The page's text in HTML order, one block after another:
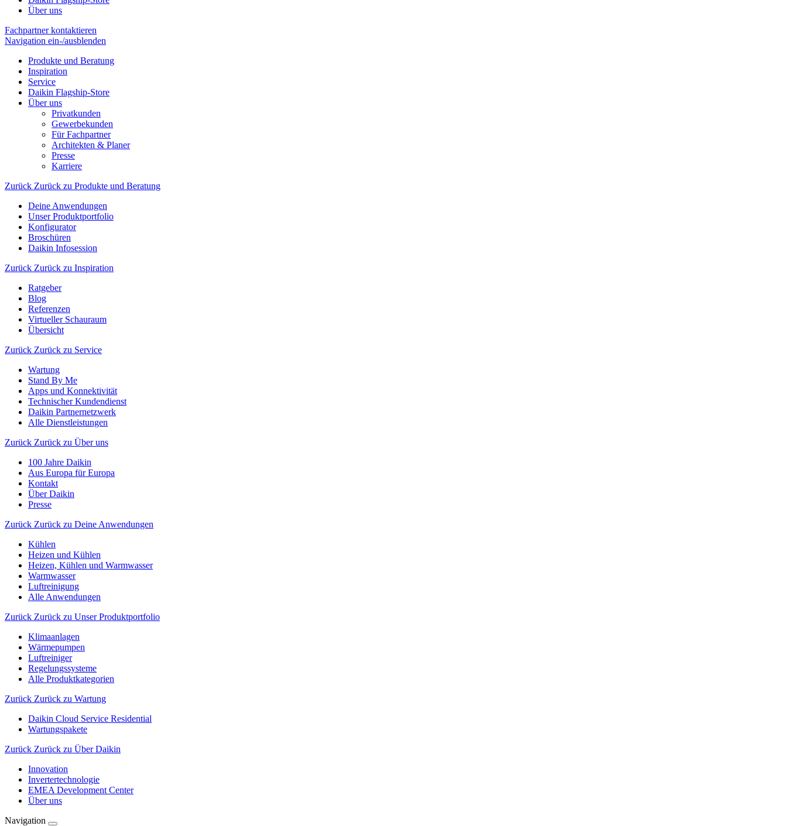
Über uns
Fachpartner kontaktieren
Navigation ein-/ausblenden
Produkte und Beratung
Inspiration
Service
Daikin Flagship-Store
Über uns
Privatkunden
Gewerbekunden
Für Fachpartner
Architekten & Planer
Presse
Karriere
Zurück Zurück zu Produkte und Beratung
Deine Anwendungen
Unser Produktportfolio
Konfigurator
Broschüren
Daikin Infosession
Zurück Zurück zu Inspiration
Ratgeber
Blog
Referenzen
Virtueller Schauraum
Übersicht
Zurück Zurück zu Service
Wartung
Stand By Me
Apps und Konnektivität
Technischer Kundendienst
Daikin Partnernetzwerk
Alle Dienstleistungen
Zurück Zurück zu Über uns
100 Jahre Daikin
Aus Europa für Europa
Kontakt
Über Daikin
Presse
Zurück Zurück zu Deine Anwendungen
Kühlen
Heizen und Kühlen
Heizen, Kühlen und Warmwasser
Warmwasser
Luftreinigung
Alle Anwendungen
Zurück Zurück zu Unser Produktportfolio
Klimaanlagen
Wärmepumpen
Luftreiniger
Regelungssysteme
Alle Produktkategorien
Zurück Zurück zu Wartung
Daikin Cloud Service Residential
Wartungspakete
Zurück Zurück zu Über Daikin
Innovation
Invertertechnologie
EMEA Development Center
Über uns
Navigation